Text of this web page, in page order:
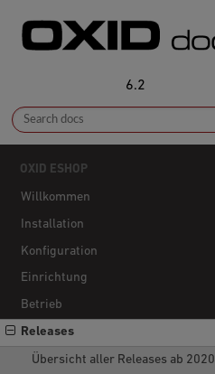
6.2
OXID ESHOP
Willkommen
Installation
Konfiguration
Einrichtung
Betrieb
Releases
Übersicht aller Releases ab 2020